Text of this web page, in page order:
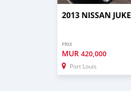
2013 NISSAN JUKE
PRIX
MUR 420,000
Port Louis